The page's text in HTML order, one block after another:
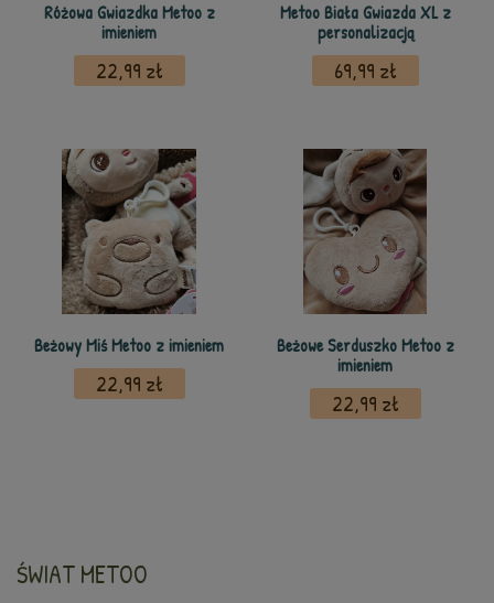
Różowa Gwiazdka Metoo z
imieniem
22,99 zł
Metoo Biała Gwiazda XL z
personalizacją
69,99 zł
Beżowy Miś Metoo z imieniem
22,99 zł
Beżowe Serduszko Metoo z
imieniem
22,99 zł
ŚWIAT METOO